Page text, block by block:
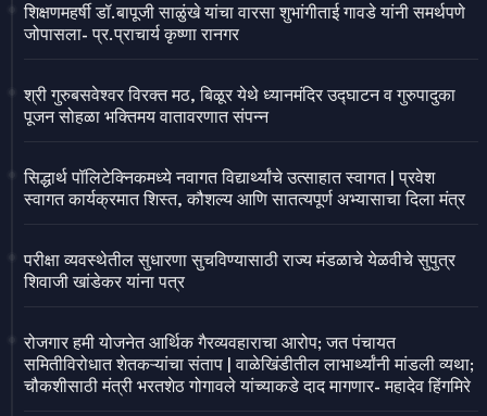
शिक्षणमहर्षी डॉ.बापूजी साळुंखे यांचा वारसा शुभांगीताई गावडे यांनी समर्थपणे
जोपासला- प्र.प्राचार्य कृष्णा रानगर
श्री गुरुबसवेश्वर विरक्त मठ, बिळूर येथे ध्यानमंदिर उद्घाटन व गुरुपादुका
पूजन सोहळा भक्तिमय वातावरणात संपन्न
सिद्धार्थ पॉलिटेक्निकमध्ये नवागत विद्यार्थ्यांचे उत्साहात स्वागत | प्रवेश
स्वागत कार्यक्रमात शिस्त, कौशल्य आणि सातत्यपूर्ण अभ्यासाचा दिला मंत्र
परीक्षा व्यवस्थेतील सुधारणा सुचविण्यासाठी राज्य मंडळाचे येळवीचे सुपुत्र
शिवाजी खांडेकर यांना पत्र
रोजगार हमी योजनेत आर्थिक गैरव्यवहाराचा आरोप; जत पंचायत
समितीविरोधात शेतकऱ्यांचा संताप | वाळेखिंडीतील लाभार्थ्यांनी मांडली व्यथा;
चौकशीसाठी मंत्री भरतशेठ गोगावले यांच्याकडे दाद मागणार- महादेव हिंगमिरे